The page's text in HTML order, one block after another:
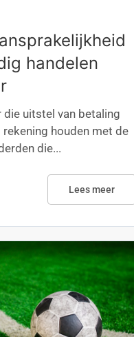
handelen
die uitstel van betaling
houden met de
die...
Lees meer